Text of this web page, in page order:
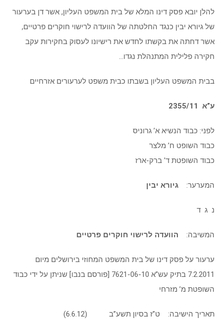
להלן יובא פסק דינו המלא של בית המשפט העליון, אשר דן בערעור
של גיורא יבין כנגד החלטתה של הוועדה לרישוי חוקרים פרטיים,
אשר דחתה את בקשתו לחדש את רישיונו לעסוק בחקירות עקב
חקירה פלילית המתנהלת נגדו…
בבית המשפט העליון בשבתו כבית משפט לערעורים אזרחיים
ע”א 2355/11
לפני: כבוד הנשיא א’ גרוניס
כבוד השופט ח’ מלצר
כבוד השופטת ד’ ברק-ארז
המערער: גיורא יבין
נ ג ד
המשיבה: הוועדה לרישוי חוקרים פרטיים
ערעור על פסק דינו של בית המשפט המחוזי בירושלים מיום
7.2.2011 בתיק עש”א 7621-06-10 [פורסם בנבו] שניתן על ידי כבוד
השופטת מ’ מזרחי
תאריך הישיבה: ט”ז בסיון תשע”ב (6.6.12)